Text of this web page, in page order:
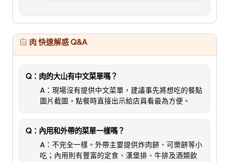
肉 快速解惑 Q&A
Q：肉的大山有中文菜單嗎？
A：現場沒有提供中文菜單，建議事先將想吃的餐點
圖片截圖，點餐時直接出示給店員看最為方便。
Q：內用和外帶的菜單一樣嗎？
A：不完全一樣。外帶主要提供炸肉餅、可樂餅等小
吃；內用則有豐富的定食、漢堡排、牛排及酒類飲